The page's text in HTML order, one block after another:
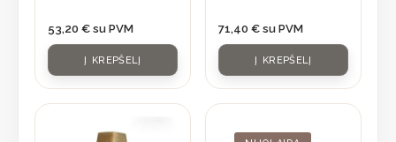
53,20 € su PVM
Į KREPŠELĮ
71,40 € su PVM
Į KREPŠELĮ
was:
is: